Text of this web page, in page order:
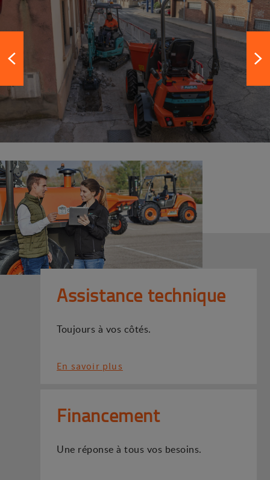
Assistance technique
Toujours à vos côtés.
En savoir plus
Financement
Une réponse à tous vos besoins.